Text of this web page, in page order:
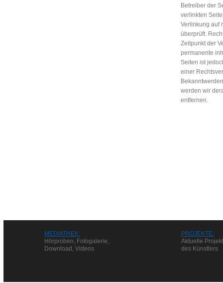
Betreiber der
verlinkten
Verlinkung auf
überprüft.
Zeitpunkt der
permanente
Seiten ist
einer
werden wir
entfernen.
MEDIATHEK:
Hörproben, Fotogalerie,
Download, Videos
PROJEKTE:
Aktuelle
des Künstlers